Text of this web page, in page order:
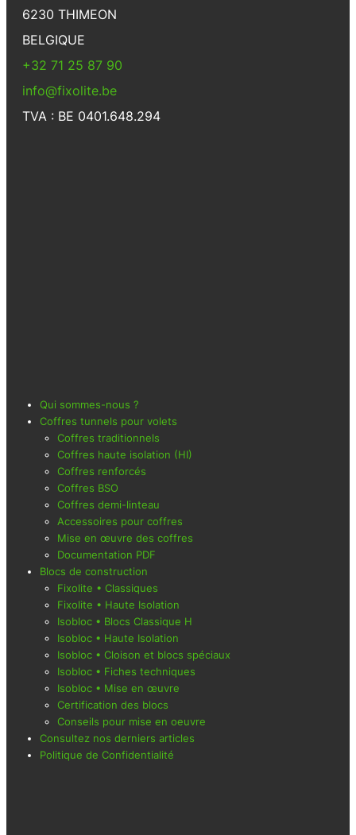
6230 THIMEON
BELGIQUE
+32 71 25 87 90
info@fixolite.be
TVA : BE 0401.648.294
Qui sommes-nous ?
Coffres tunnels pour volets
Coffres traditionnels
Coffres haute isolation (HI)
Coffres renforcés
Coffres BSO
Coffres demi-linteau
Accessoires pour coffres
Mise en œuvre des coffres
Documentation PDF
Blocs de construction
Fixolite • Classiques
Fixolite • Haute Isolation
Isobloc • Blocs Classique H
Isobloc • Haute Isolation
Isobloc • Cloison et blocs spéciaux
Isobloc • Fiches techniques
Isobloc • Mise en œuvre
Certification des blocs
Conseils pour mise en oeuvre
Consultez nos derniers articles
Politique de Confidentialité